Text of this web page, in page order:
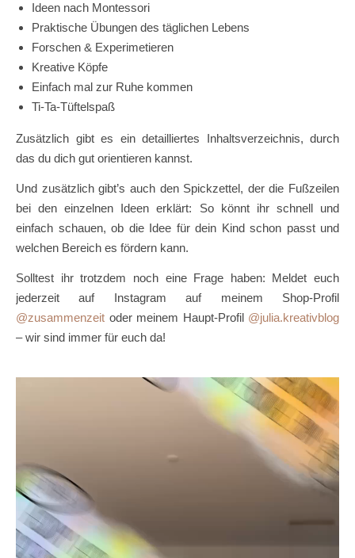
Ideen nach Montessori
Praktische Übungen des täglichen Lebens
Forschen & Experimetieren
Kreative Köpfe
Einfach mal zur Ruhe kommen
Ti-Ta-Tüftelspaß
Zusätzlich gibt es ein detailliertes Inhaltsverzeichnis, durch
das du dich gut orientieren kannst.
Und zusätzlich gibt’s auch den Spickzettel, der die Fußzeilen
bei den einzelnen Ideen erklärt: So könnt ihr schnell und
einfach schauen, ob die Idee für dein Kind schon passt und
welchen Bereich es fördern kann.
Solltest ihr trotzdem noch eine Frage haben: Meldet euch
jederzeit auf Instagram auf meinem Shop-Profil
@zusammenzeit oder meinem Haupt-Profil @julia.kreativblog
– wir sind immer für euch da!